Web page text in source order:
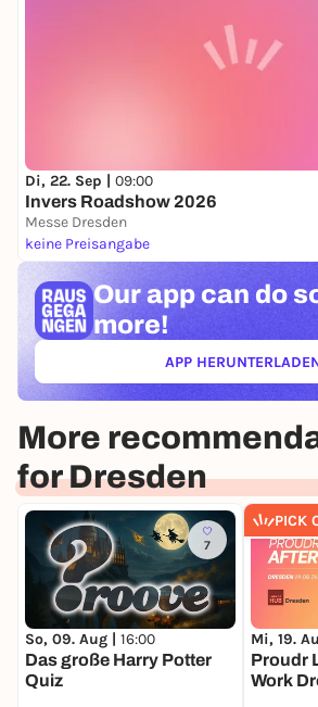
Di, 22. Sep | 09:00
Invers Roadshow 2026
Messe Dresden
keine Preisangabe
Our app can do
more!
APP (ÖFFNET
More
for Dresden
7
So, 09. Aug | 16:00
Das große Harry Potter
Quiz
PICK
Mi, 19.
Proudr
Work